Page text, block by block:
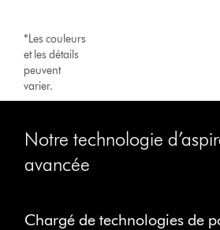
*Les couleurs
et les détails
peuvent
varier.
Notre technologie
avancée
Chargé de technologies de